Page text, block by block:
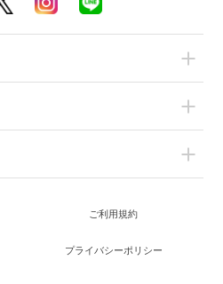
ご利用規約
プライバシーポリシー